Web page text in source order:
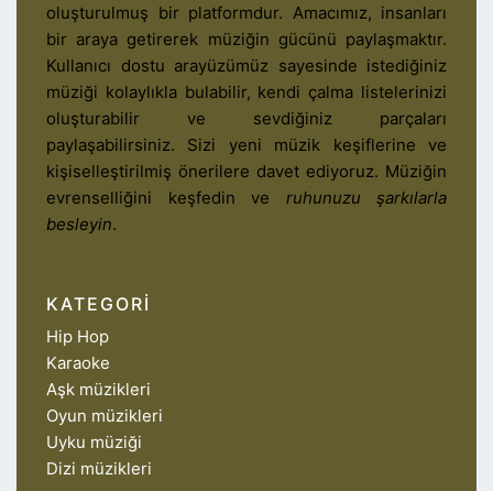
oluşturulmuş bir platformdur. Amacımız, insanları
bir araya getirerek müziğin gücünü paylaşmaktır.
Kullanıcı dostu arayüzümüz sayesinde istediğiniz
müziği kolaylıkla bulabilir, kendi çalma listelerinizi
oluşturabilir ve sevdiğiniz parçaları
paylaşabilirsiniz. Sizi yeni müzik keşiflerine ve
kişiselleştirilmiş önerilere davet ediyoruz. Müziğin
evrenselliğini keşfedin ve ruhunuzu şarkılarla
besleyin.
KATEGORI
Hip Hop
Karaoke
Aşk müzikleri
Oyun müzikleri
Uyku müziği
Dizi müzikleri